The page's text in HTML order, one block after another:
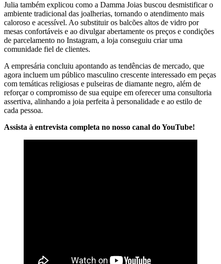
Julia também explicou como a Damma Joias buscou desmistificar o
ambiente tradicional das joalherias, tornando o atendimento mais
caloroso e acessível. Ao substituir os balcões altos de vidro por
mesas confortáveis e ao divulgar abertamente os preços e condições
de parcelamento no Instagram, a loja conseguiu criar uma
comunidade fiel de clientes.
A empresária concluiu apontando as tendências de mercado, que
agora incluem um público masculino crescente interessado em peças
com temáticas religiosas e pulseiras de diamante negro, além de
reforçar o compromisso de sua equipe em oferecer uma consultoria
assertiva, alinhando a joia perfeita à personalidade e ao estilo de
cada pessoa.
Assista à entrevista completa no nosso canal do YouTube!